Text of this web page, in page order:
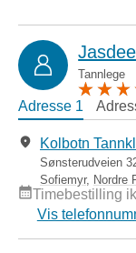
Tannlege
Adresse 1
Kolbotn
Sønsterudveien
Sofiemyr, Nordre
Timebestilling
Vis